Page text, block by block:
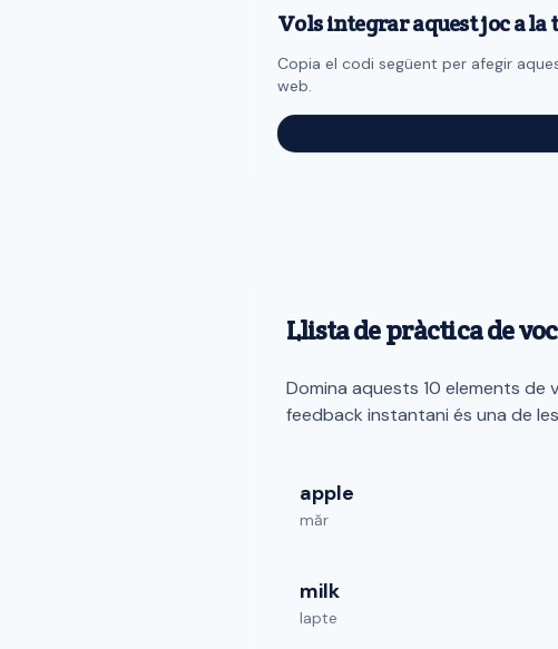
Vols integrar aquest joc a la
Copia el codi següent per afegir
web.
Llista de pràctica de
Domina aquests 10 elements
feedback instantani és una de
apple
măr
milk
lapte